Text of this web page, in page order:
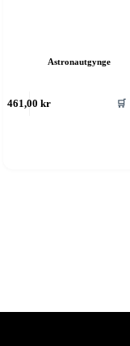
Astronautgynge
461,00kr 🛒